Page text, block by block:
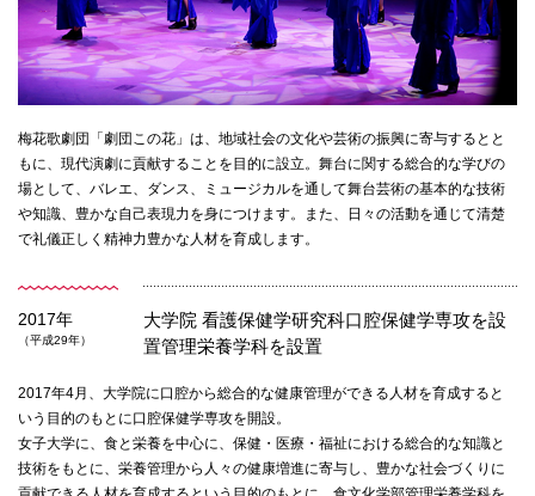
梅花歌劇団「劇団この花」は、地域社会の文化や芸術の振興に寄与するとと
もに、現代演劇に貢献することを目的に設立。舞台に関する総合的な学びの
場として、バレエ、ダンス、ミュージカルを通して舞台芸術の基本的な技術
や知識、豊かな自己表現力を身につけます。また、日々の活動を通じて清楚
で礼儀正しく精神力豊かな人材を育成します。
2017年
（平成29年）
大学院 看護保健学研究科口腔保健学専攻を設
置管理栄養学科を設置
2017年4月、大学院に口腔から総合的な健康管理ができる人材を育成すると
いう目的のもとに口腔保健学専攻を開設。
女子大学に、食と栄養を中心に、保健・医療・福祉における総合的な知識と
技術をもとに、栄養管理から人々の健康増進に寄与し、豊かな社会づくりに